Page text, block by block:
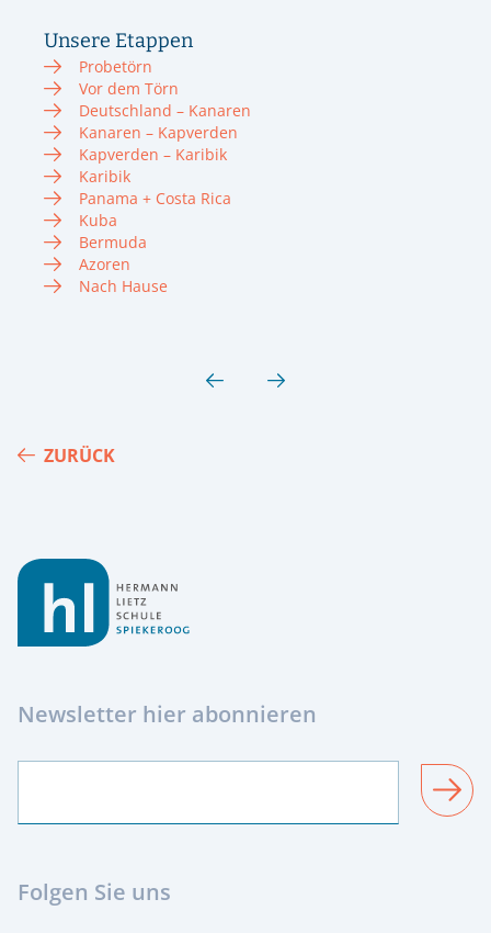
Unsere Etappen
Probetörn
Vor dem Törn
Deutschland – Kanaren
Kanaren – Kapverden
Kapverden – Karibik
Karibik
Panama + Costa Rica
Kuba
Bermuda
Azoren
Nach Hause
ZURÜCK
Newsletter hier abonnieren
SENDEN
Folgen Sie uns